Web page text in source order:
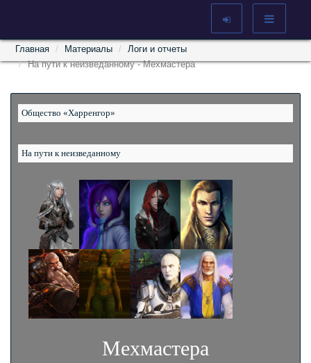
Главная Материалы
Логи и отчеты
На пути к неизведанному - Мехмастера
Общество «Харренгор»
На пути к неизведанному
Мехмастера